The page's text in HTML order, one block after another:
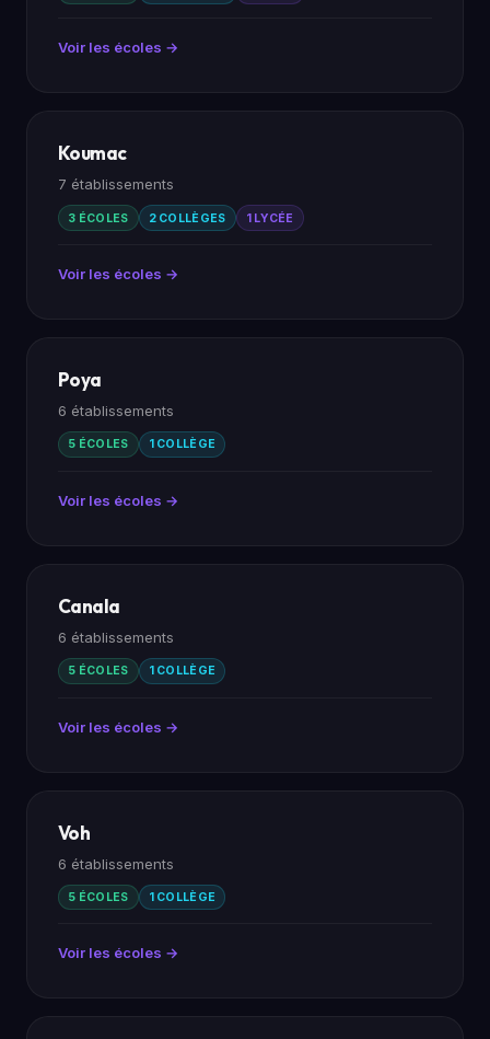
Voir les écoles →
Koumac
7 établissements
3 ÉCOLES 2 COLLÈGES 1 LYCÉE
Voir les écoles →
Poya
6 établissements
5 ÉCOLES 1 COLLÈGE
Voir les écoles →
Canala
6 établissements
5 ÉCOLES 1 COLLÈGE
Voir les écoles →
Voh
6 établissements
5 ÉCOLES 1 COLLÈGE
Voir les écoles →